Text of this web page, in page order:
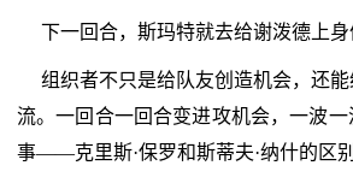
下一回合，斯玛特就去给谢泼德上身
组织者不只是给队友创造机会，还
流。一回合一回合变进攻机会，一波一
事——克里斯·保罗和斯蒂夫·纳什的区别